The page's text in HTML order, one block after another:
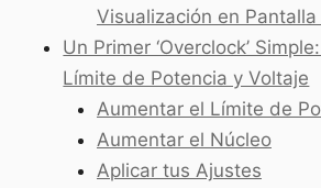
Visualización en Pantalla
Un Primer ‘Overclock’
Límite de Potencia y Voltaje
Aumentar el Límite de
Aumentar el Núcleo
Aplicar tus Ajustes